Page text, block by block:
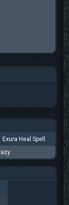
Exura Heal Spell